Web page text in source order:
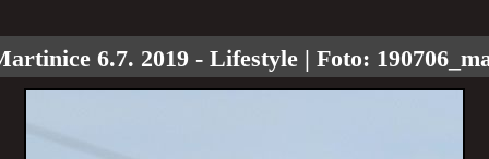
6.7. 2019 - Lifestyle| Foto: